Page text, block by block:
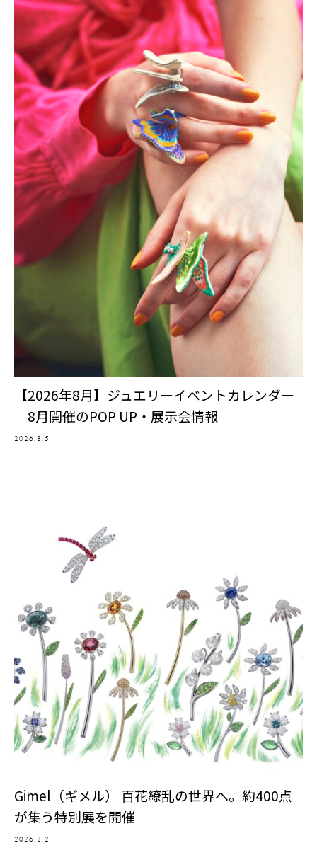
【2026年8月】ジュエリーイベントカレンダー
｜8月開催のPOP UP・展示会情報
2026.8.5
Gimel（ギメル） 百花繚乱の世界へ。約400点
が集う特別展を開催
2026.8.2